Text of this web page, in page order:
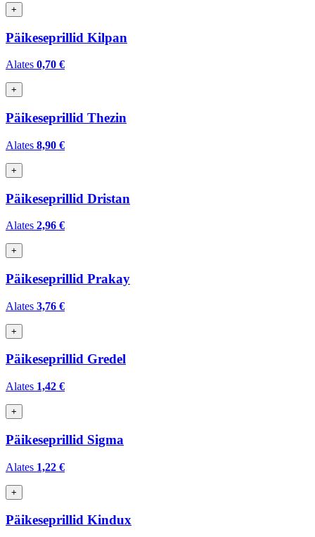
+
Päikeseprillid Kilpan
Alates 0,70 €
+
Päikeseprillid Thezin
Alates 8,90 €
+
Päikeseprillid Dristan
Alates 2,96 €
+
Päikeseprillid Prakay
Alates 3,76 €
+
Päikeseprillid Gredel
Alates 1,42 €
+
Päikeseprillid Sigma
Alates 1,22 €
+
Päikeseprillid Kindux